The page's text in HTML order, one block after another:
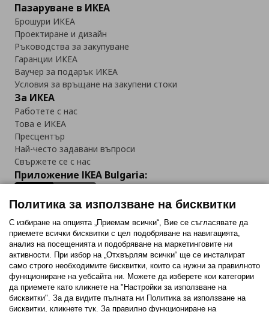
Пазаруване в ИКЕА
Брошури ИКЕА
Проектиране и дизайн
Ръководства за закупуване
Гаранции ИКЕА
Ваучер за подарък ИКЕА
Условия за връщане на закупени стоки
За ИКЕА
Работете с нас
Това е ИКЕА
Пресцентър
Най-често задавани въпроси
Свържете се с нас
Приложение IKEA Bulgaria:
Последвайте ни:
FacebookTwitterYoutubePinterestInstagram
Политика за използване на бисквитки
С избиране на опцията „Приемам всички“, Вие се съгласявате да
приемете всички бисквитки с цел подобряване на навигацията,
анализ на посещенията и подобряване на маркетинговите ни
активности. При избор на „Отхвърлям всички“ ще се инсталират
само строго необходимитe бисквитки, които са нужни за правилното
функциониране на уебсайта ни. Можете да изберете кои категории
да приемете като кликнете на "Настройки за използване на
бисквитки". За да видите пълната ни Политика за използване на
бисквитки, кликнете тук. За правилно функциониране на